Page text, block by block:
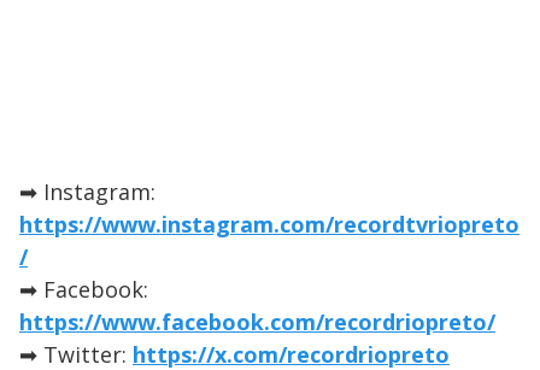
➡ Instagram:
https://www.instagram.com/recordtvriopreto
/
➡ Facebook:
https://www.facebook.com/recordriopreto/
➡ Twitter: https://x.com/recordriopreto